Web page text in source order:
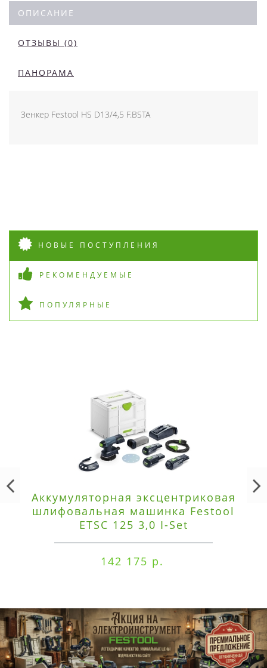
ОПИСАНИЕ
ОТЗЫВЫ (0)
ПАНОРАМА
Зенкер Festool HS D13/4,5 F.BSTA
НОВЫЕ ПОСТУПЛЕНИЯ
РЕКОМЕНДУЕМЫЕ
ПОПУЛЯРНЫЕ
Аккумуляторная эксцентриковая
шлифовальная машинка Festool
ETSC 125 3,0 I-Set
142 175 р.